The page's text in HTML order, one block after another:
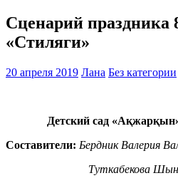
Сценарий праздника
«Стиляги»
20 апреля 2019 Лана Без категории
Детский сад
Составители: Бердник Валерия
Туткабекова Шынар